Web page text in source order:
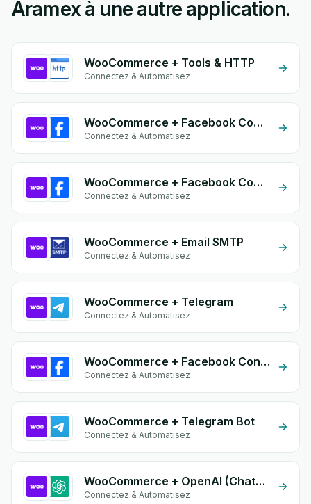
Aramex à une autre application.
WooCommerce + Tools & HTTP
Connectez & Automatisez
WooCommerce + Facebook Comments
Connectez & Automatisez
WooCommerce + Facebook Commerce
Connectez & Automatisez
WooCommerce + Email SMTP
Connectez & Automatisez
WooCommerce + Telegram
Connectez & Automatisez
WooCommerce + Facebook Conversion API (CAPI)
Connectez & Automatisez
WooCommerce + Telegram Bot
Connectez & Automatisez
WooCommerce + OpenAI (ChatGPT)
Connectez & Automatisez